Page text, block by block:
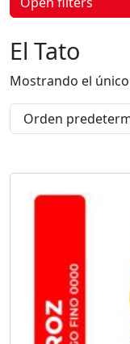
d
u
c
t
o
El Tato
Mostrando el